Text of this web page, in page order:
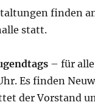
finden
statt.
– für
Es finden
der Vorstand